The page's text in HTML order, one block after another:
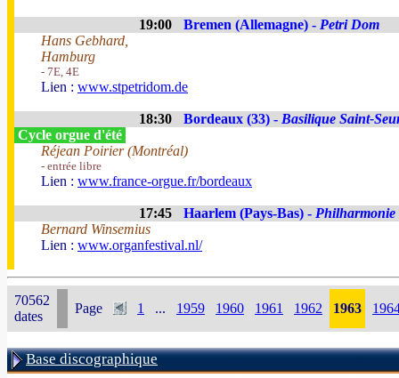
19:00 Bremen (Allemagne) - Petri Dom
Hans Gebhard,
Hamburg
- 7E, 4E
Lien : www.stpetridom.de
18:30 Bordeaux (33) - Basilique Saint-
Cycle orgue d'été
Réjean Poirier (Montréal)
- entrée libre
Lien : www.france-orgue.fr/bordeaux
17:45 Haarlem (Pays-Bas) - Philharmonie
Bernard Winsemius
Lien : www.organfestival.nl/
70562
dates
Page 1 ... 1959 1960 1961 1962 1963
Base discographique